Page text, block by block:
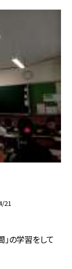
21
の学習をして